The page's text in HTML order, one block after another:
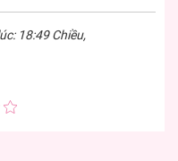
18:49 Chiều,